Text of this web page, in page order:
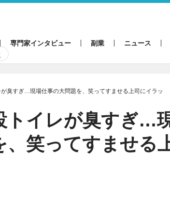
専門家インタビュー 副業 ニュース
臭すぎ…現場仕事の大問題を、笑ってすませる上司にイラッ
トイレが臭すぎ…
、笑ってすませる